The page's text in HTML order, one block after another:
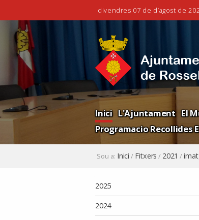
divendres 07 de d’agost de
al
contingut.
Salta
a
la
navegació
personals
Inici L'Ajuntament El
Programacio Recollides
Sou a: Inici / Fitxers / 2021 /
2025
2024